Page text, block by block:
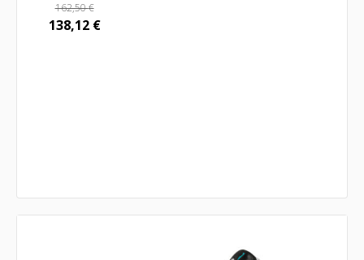
162,50€
138,12 €